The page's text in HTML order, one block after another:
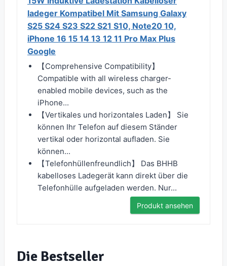
ladeger Kompatibel Mit Samsung Galaxy
S25 S24 S23 S22 S21 S10, Note20 10,
iPhone 16 15 14 13 12 11 Pro Max Plus
Google
【Comprehensive Compatibility】
Compatible with all wireless charger-
enabled mobile devices, such as the
iPhone...
【Vertikales und horizontales Laden】 Sie
können Ihr Telefon auf diesem Ständer
vertikal oder horizontal aufladen. Sie
können...
【Telefonhüllenfreundlich】 Das BHHB
kabelloses Ladegerät kann direkt über die
Telefonhülle aufgeladen werden. Nur...
Produkt ansehen
Die Bestseller